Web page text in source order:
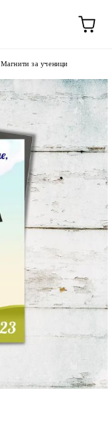
Магнити за ученици